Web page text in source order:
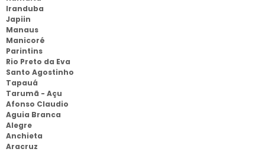
Iranduba
Japiin
Manaus
Manicoré
Parintins
Rio Preto da Eva
Santo Agostinho
Tapauá
Tarumã - Açu
Afonso Claudio
Aguia Branca
Alegre
Anchieta
Aracruz